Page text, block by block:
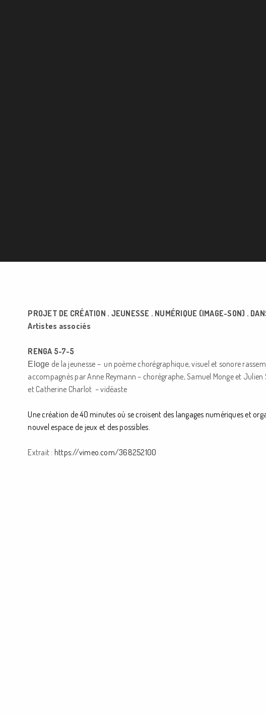
PROJET DE CRÉATION . JEUNESSE . NUMÉRIQUE (IMAGE-SON) .
Artistes associés
RENGA 5-7-5
Eloge de la jeunesse – un poème chorégraphique, visuel et sonore
accompagnés par Anne Reymann – chorégraphe, Samuel Monge et
et Catherine Charlot – vidéaste
Une création de 40 minutes où se croisent des langages numériques et
nouvel espace de jeux et des possibles.
Extrait : https://vimeo.com/368252100